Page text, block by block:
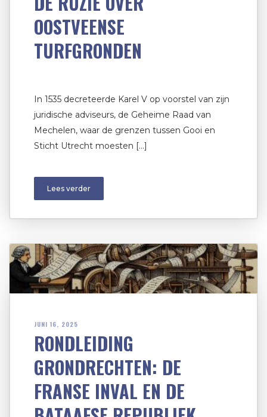
OOSTVEENSE
TURFGRONDEN
In 1535 decreteerde Karel V op voorstel van zijn
juridische adviseurs, de Geheime Raad van
Mechelen, waar de grenzen tussen Gooi en
Sticht Utrecht moesten […]
Lees verder
JUNI 16, 2025
RONDLEIDING
GRONDRECHTEN: DE
FRANSE INVAL EN DE